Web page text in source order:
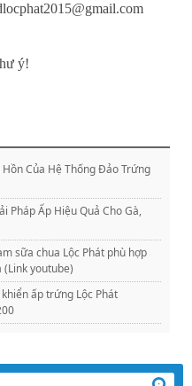
ý!
Của Hệ Thống Đảo Trứng
Pháp Ấp Hiệu Quả Cho Gà,
sữa chua Lộc Phát phù hợp
youtube)
ấp trứng Lộc Phát